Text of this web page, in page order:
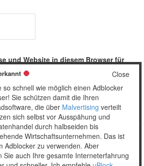
und Website in diesem Browser für
speichern.
© 2026 Unser täglich Spam.
Theme by themehall.com
Close
so schnell wie möglich einen Adblocker
Sie schützen damit die Ihren
die über Malvertising verteilt
sich selbst vor Ausspähung und
durch halbseiden bis
Wirtschaftsunternehmen. Das ist
Adblocker zu verwenden. Aber
Sie auch Ihre gesamte Interneterfahrung